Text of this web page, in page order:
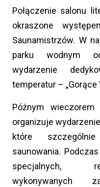
Połączenie salonu
okraszone
Saunamistrzów. W
parku wodnym
wydarzenie
temperatur – „Gorące
Późnym wieczorem
organizuje
które
saunowania.
specjalnych,
wykonywanych